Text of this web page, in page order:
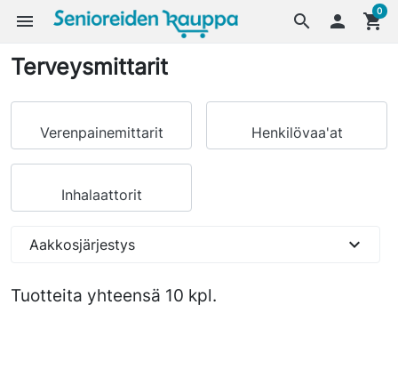
search
menu  shopping_cart
0
Terveysmittarit
Verenpainemittarit Henkilövaa'at
Inhalaattorit
Tuotteita yhteensä 10 kpl.
Aakkosjärjestys expand_more